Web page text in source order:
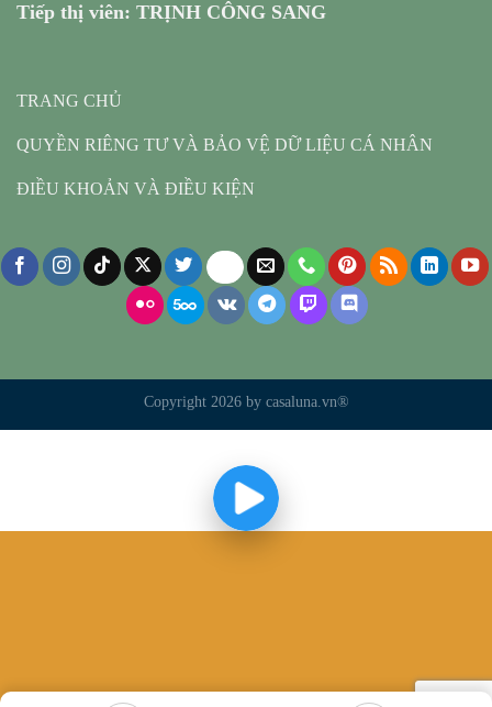
Tiếp thị viên: TRỊNH CÔNG SANG
TRANG CHỦ
QUYỀN RIÊNG TƯ VÀ BẢO VỆ DỮ LIỆU CÁ NHÂN
ĐIỀU KHOẢN VÀ ĐIỀU KIỆN
Copyright 2026 by casaluna.vn®